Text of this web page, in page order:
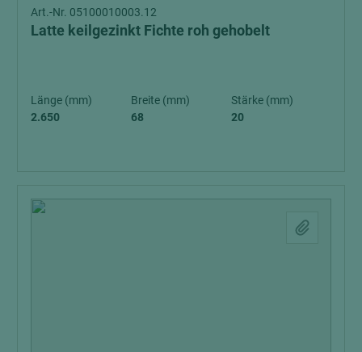
Art.-Nr. 05100010003.12
Latte keilgezinkt Fichte roh gehobelt
Länge (mm)
2.650
Breite (mm)
68
Stärke (mm)
20